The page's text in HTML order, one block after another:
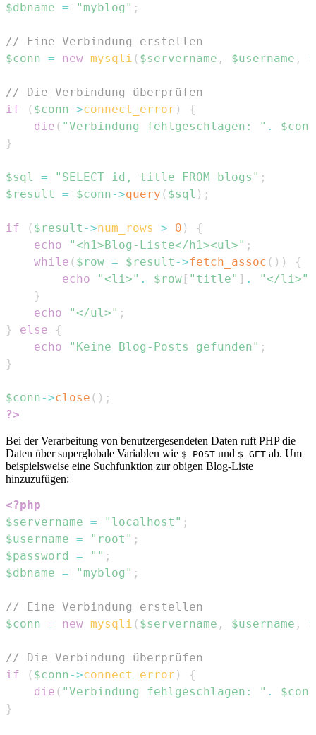
$dbname = "myblog" ;
// Eine Verbindung erstellen
$conn = new mysqli ( $servername , $username ,
// Die Verbindung überprüfen
if
( $conn->connect_error )
{
die ( "Verbindung fehlgeschlagen: " .
$conn
}
$sql = "SELECT id, title FROM blogs" ;
$result
= $conn->query ( $sql ) ;
if ( $result ->num_rows > 0 )
{
echo
"<h1>Blog-Liste</h1><ul>" ;
while ( $row = $result ->fetch_assoc ( ) )
{
echo
"<li>" . $row [ "title" ] . "</li>"
}
echo
"</ul>" ;
}
else
{
echo
"Keine Blog-Posts gefunden" ;
}
$conn->close ( ) ;
?>
Bei der Verarbeitung von benutzergesendeten Daten ruft PHP die
Daten über superglobale Variablen wie $_POST und $_GET ab. Um
beispielsweise eine Suchfunktion zur obigen Blog-Liste
hinzuzufügen:
<?php
$servername = "localhost" ;
$username = "root" ;
$password
= "" ;
$dbname = "myblog" ;
// Eine Verbindung erstellen
$conn = new mysqli ( $servername , $username ,
// Die Verbindung überprüfen
if
( $conn->connect_error )
{
die ( "Verbindung fehlgeschlagen: " .
$conn
}